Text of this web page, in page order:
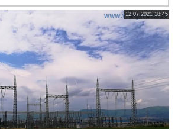
12.07.2021 18:45